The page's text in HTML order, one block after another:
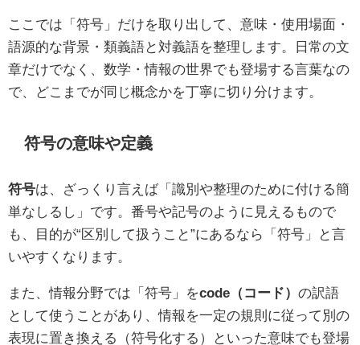
ここでは「符号」だけを取り出して、意味・使用場面・
語源的な背景・類義語と対義語を整理します。日常の文
章だけでなく、数学・情報の世界でも登場する言葉なの
で、どこまでが同じ概念かを丁寧に切り分けます。
符号の意味や定義
符号は、ざっくり言えば「識別や整理のために付ける簡
単なしるし」です。番号や記号のように見えるもので
も、目的が“区別して扱うこと”にあるなら「符号」と言
いやすくなります。
また、情報分野では「符号」をcode（コード） の訳語
として使うことがあり、情報を一定の規則に従って別の
表現に置き換える（符号化する）といった意味でも登場